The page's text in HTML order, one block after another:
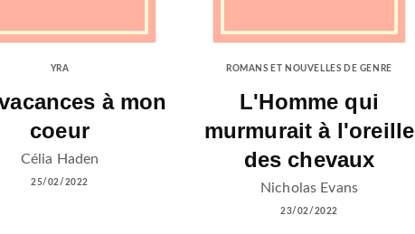
YRA
à mon
coeur
Célia Haden
25/02/2022
ROMANS ET NOUVELLES DE GENRE
L'Homme qui
murmurait à l'oreille
des chevaux
Nicholas Evans
23/02/2022